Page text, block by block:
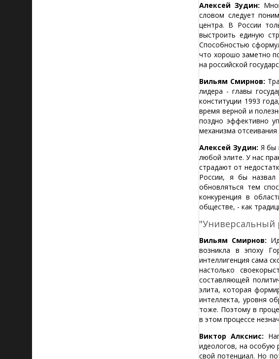
Алексей Зудин:
словом следует
центра. В России
выстроить единую
Способностью
что хорошо заметно
на российской
Вильям Смирнов:
лидера - главы
конституции 1993
время верной и
поздно эффективно
механизма
Алексей Зудин: Я бы
любой элите. У нас
страдают от
России, я бы назвал
обновляться тем
конкуренция в
обществе, - как
"Универсальный
Вильям Смирнов:
возникла в эпоху
интеллигенция сама
настолько
составляющей
элита, которая
интеллекта, уровня
тоже. Поэтому в
в этом процессе
Виктор Алкснис:
идеологов, на особую
свой потенциал. Но